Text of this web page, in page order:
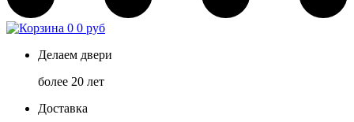
0 0 руб
Делаем двери
более 20 лет
Доставка